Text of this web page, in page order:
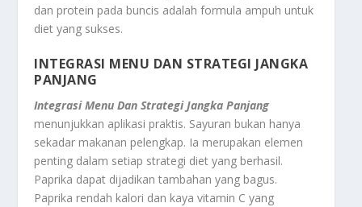
dan protein pada buncis adalah formula ampuh untuk
diet yang sukses.
INTEGRASI MENU DAN STRATEGI JANGKA
PANJANG
Integrasi Menu Dan Strategi Jangka Panjang
menunjukkan aplikasi praktis. Sayuran bukan hanya
sekadar makanan pelengkap. Ia merupakan elemen
penting dalam setiap strategi diet yang berhasil.
Paprika dapat dijadikan tambahan yang bagus.
Paprika rendah kalori dan kaya vitamin C yang